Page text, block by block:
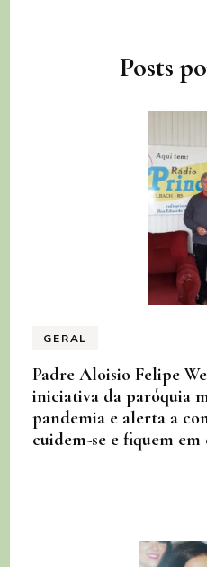
Posts
GERAL
Padre Aloisio Felipe
iniciativa da paróquia
pandemia e alerta a
cuidem-se e fiquem em